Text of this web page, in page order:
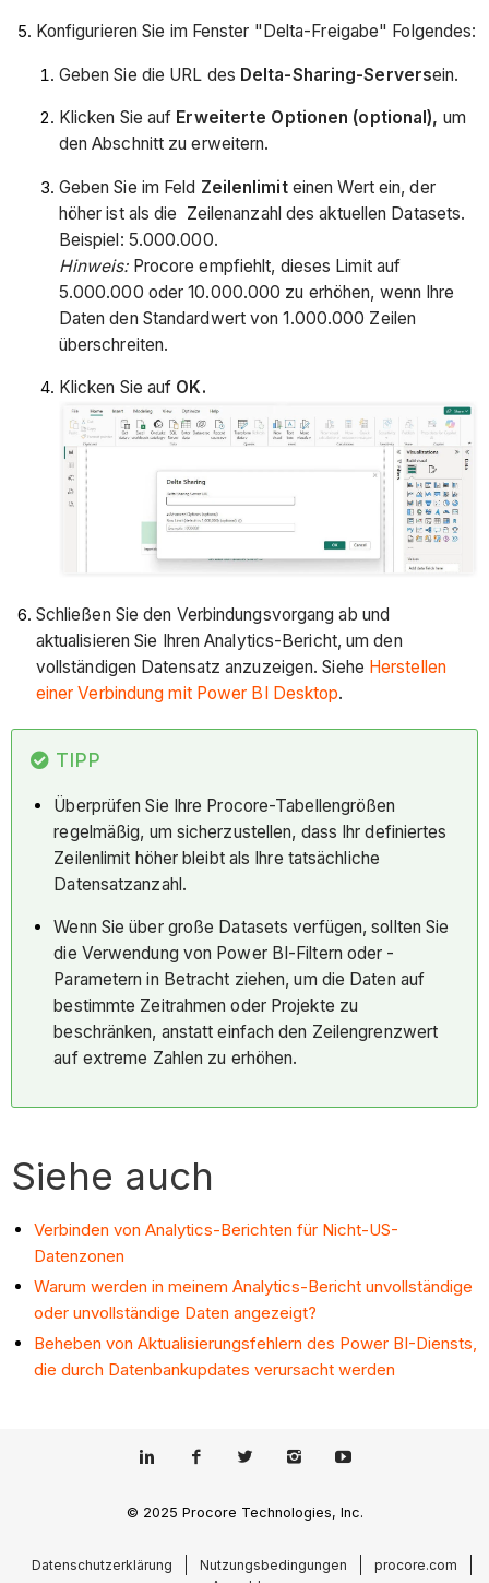
Konfigurieren Sie im Fenster "Delta-Freigabe" Folgendes:
Geben Sie die URL des Delta-Sharing-Serversein.
Klicken Sie auf Erweiterte Optionen (optional), um
den Abschnitt zu erweitern.
Geben Sie im Feld Zeilenlimiteinen Wert ein, der
höher ist als die Zeilenanzahl des aktuellen Datasets.
Beispiel: 5.000.000.
Hinweis:Procore empfiehlt, dieses Limit auf
5.000.000 oder 10.000.000 zu erhöhen, wenn Ihre
Daten den Standardwert von 1.000.000 Zeilen
überschreiten.
Klicken Sie auf OK.
Schließen Sie den Verbindungsvorgang ab und
aktualisieren Sie Ihren Analytics-Bericht, um den
vollständigen Datensatz anzuzeigen. Siehe Herstellen
einer Verbindung mit Power BI Desktop.
TIPP
Überprüfen Sie Ihre Procore-Tabellengrößen
regelmäßig, um sicherzustellen, dass Ihr definiertes
Zeilenlimit höher bleibt als Ihre tatsächliche
Datensatzanzahl.
Wenn Sie über große Datasets verfügen, sollten Sie
die Verwendung von Power BI-Filtern oder -
Parametern in Betracht ziehen, um die Daten auf
bestimmte Zeitrahmen oder Projekte zu
beschränken, anstatt einfach den Zeilengrenzwert
auf extreme Zahlen zu erhöhen.
Siehe auch
Verbinden von Analytics-Berichten für Nicht-US-
Datenzonen
Warum werden in meinem Analytics-Bericht unvollständige
oder unvollständige Daten angezeigt?
Beheben von Aktualisierungsfehlern des Power BI-Diensts,
die durch Datenbankupdates verursacht werden
© 2025 Procore Technologies, Inc.
Datenschutzerklärung Nutzungsbedingungen
procore.com